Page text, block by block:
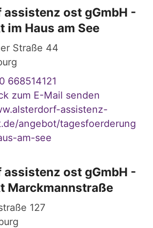
ost gGmbH -
im Haus am See
Straße 44
668514121
zum E-Mail senden
assistenz-
angebot/tagesfoerderung
am-see
ost gGmbH -
Marckmannstraße
127